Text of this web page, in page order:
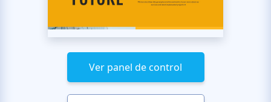
Ver panel de control